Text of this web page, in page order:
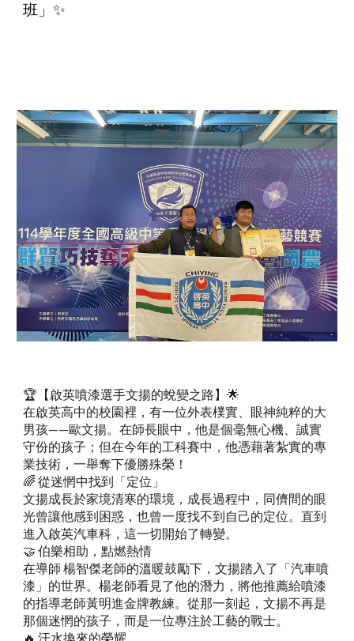
班」✨
🏆【啟英噴漆選手文揚的蛻變之路】🌟
在啟英高中的校園裡，有一位外表樸實、眼神純粹的大
男孩——歐文揚。在師長眼中，他是個毫無心機、誠實
守份的孩子；但在今年的工科賽中，他憑藉著紮實的專
業技術，一舉奪下優勝殊榮！
🌈 從迷惘中找到「定位」
文揚成長於家境清寒的環境，成長過程中，同儕間的眼
光曾讓他感到困惑，也曾一度找不到自己的定位。直到
進入啟英汽車科，這一切開始了轉變。
🤝 伯樂相助，點燃熱情
在導師 楊智傑老師的溫暖鼓勵下，文揚踏入了「汽車噴
漆」的世界。楊老師看見了他的潛力，將他推薦給噴漆
的指導老師黃明進金牌教練。從那一刻起，文揚不再是
那個迷惘的孩子，而是一位專注於工藝的戰士。
🔥 汗水換來的榮耀